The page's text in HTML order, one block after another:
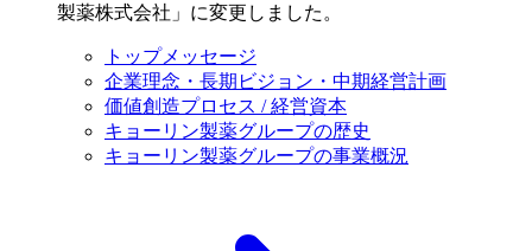
製薬株式会社」に変更しました。
トップメッセージ
企業理念・長期ビジョン・中期経営計画
価値創造プロセス / 経営資本
キョーリン製薬グループの歴史
キョーリン製薬グループの事業概況